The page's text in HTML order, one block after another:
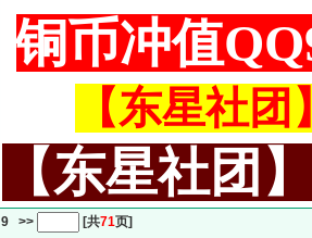
铜币冲值
【东星社
【东星社团
9 >> [共71页]